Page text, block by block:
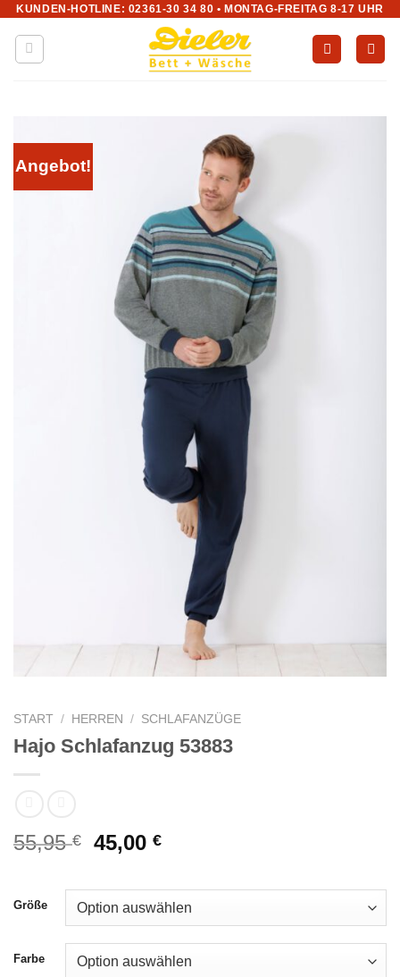
Zum
Inhalt
springen
KUNDEN-HOTLINE: 02361-30 34 80 • MONTAG-FREITAG 8-17 UHR
Angebot!
START / HERREN / SCHLAFANZÜGE
Hajo Schlafanzug 53883
55,95€
Ursprünglicher
war:
55,95 €
45,00€Aktueller
ist:
45,00 €.
Größe
Farbe